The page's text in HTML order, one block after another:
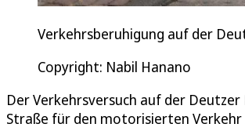
Verkehrsberuhigung auf der
Copyright: Nabil Hanano
Der Verkehrsversuch auf der
Straße für den motorisierten